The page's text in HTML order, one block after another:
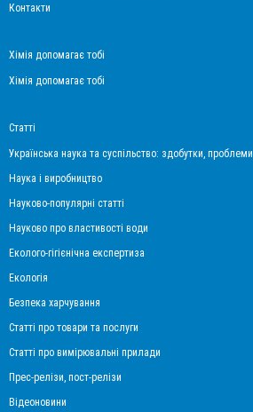
Контакти
Хімія допомагає тобі
Хімія допомагає тобі
Статті
Українська наука та суспільство: здобутки,
Наука і виробництво
Науково-популярні статті
Науково про властивості води
Еколого-гігієнічна експертиза
Екологія
Безпека харчування
Статті про товари та послуги
Статті про вимірювальні прилади
Прес-релізи, пост-релізи
Відеоновини